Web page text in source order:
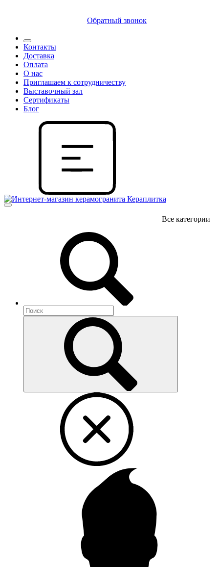
Обратный звонок
Контакты
Доставка
Оплата
О нас
Приглашаем к сотрудничеству
Выставочный зал
Сертификаты
Блог
Все категории